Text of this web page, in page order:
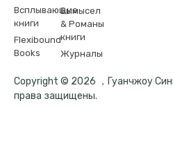
Всплывающие
книги
Flexibound
Books
Вымысел
& Романы
книги
Журналы
Copyright © 2026 ，Гуанчжоу
права защищены.